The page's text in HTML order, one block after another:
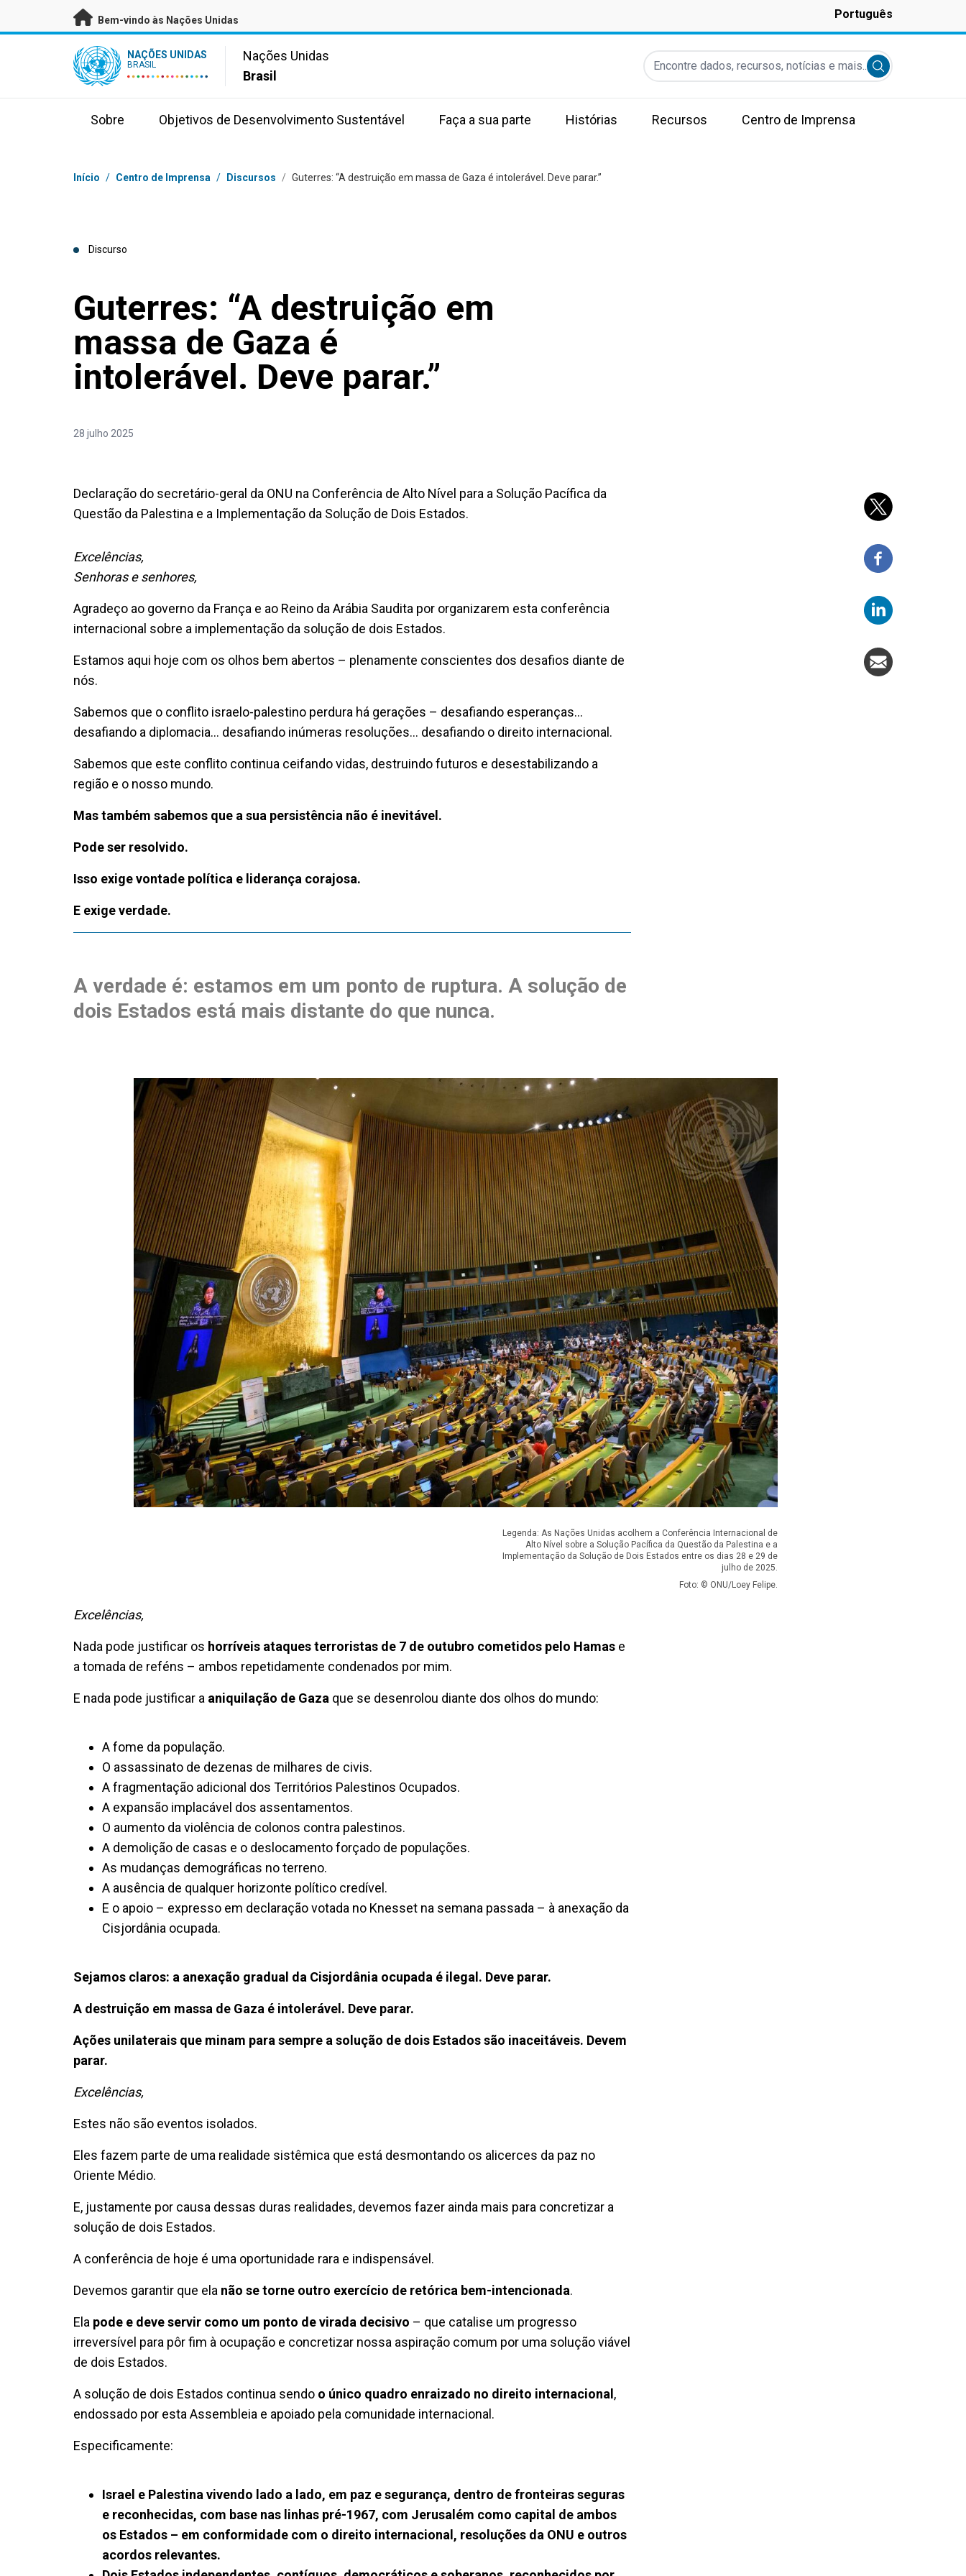
Saltar para conteúdo principal
Bem-vindo às Nações Unidas Português
UN Logo NAÇÕES UNIDAS
BRASIL
Nações Unidas
Brasil
Encontre dados, recursos, notícias e mais...
Submit search
Sobre Objetivos de Desenvolvimento Sustentável Faça a sua parte Histórias Recursos Centro de Imprensa
Navegação
Início / Centro de Imprensa / Discursos / Guterres: “A destruição em massa de Gaza é intolerável. Deve parar.”
Discurso
Guterres: “A destruição em
massa de Gaza é
intolerável. Deve parar.”
28 julho 2025
Declaração do secretário-geral da ONU na Conferência de Alto Nível para a Solução Pacífica da
Questão da Palestina e a Implementação da Solução de Dois Estados.
Excelências,
Senhoras e senhores,
Agradeço ao governo da França e ao Reino da Arábia Saudita por organizarem esta conferência
internacional sobre a implementação da solução de dois Estados.
Estamos aqui hoje com os olhos bem abertos – plenamente conscientes dos desafios diante de
nós.
Sabemos que o conflito israelo-palestino perdura há gerações – desafiando esperanças…
desafiando a diplomacia… desafiando inúmeras resoluções… desafiando o direito internacional.
Sabemos que este conflito continua ceifando vidas, destruindo futuros e desestabilizando a
região e o nosso mundo.
Mas também sabemos que a sua persistência não é inevitável.
Pode ser resolvido.
Isso exige vontade política e liderança corajosa.
E exige verdade.
A verdade é: estamos em um ponto de ruptura. A solução de
dois Estados está mais distante do que nunca.
Legenda: As Nações Unidas acolhem a Conferência Internacional de
Alto Nível sobre a Solução Pacífica da Questão da Palestina e a
Implementação da Solução de Dois Estados entre os dias 28 e 29 de
julho de 2025.
Foto: © ONU/Loey Felipe.
Excelências,
Nada pode justificar os horríveis ataques terroristas de 7 de outubro cometidos pelo Hamas e
a tomada de reféns – ambos repetidamente condenados por mim.
E nada pode justificar a aniquilação de Gaza que se desenrolou diante dos olhos do mundo:
A fome da população.
O assassinato de dezenas de milhares de civis.
A fragmentação adicional dos Territórios Palestinos Ocupados.
A expansão implacável dos assentamentos.
O aumento da violência de colonos contra palestinos.
A demolição de casas e o deslocamento forçado de populações.
As mudanças demográficas no terreno.
A ausência de qualquer horizonte político credível.
E o apoio – expresso em declaração votada no Knesset na semana passada – à anexação da
Cisjordânia ocupada.
Sejamos claros: a anexação gradual da Cisjordânia ocupada é ilegal. Deve parar.
A destruição em massa de Gaza é intolerável. Deve parar.
Ações unilaterais que minam para sempre a solução de dois Estados são inaceitáveis. Devem
parar.
Excelências,
Estes não são eventos isolados.
Eles fazem parte de uma realidade sistêmica que está desmontando os alicerces da paz no
Oriente Médio.
E, justamente por causa dessas duras realidades, devemos fazer ainda mais para concretizar a
solução de dois Estados.
A conferência de hoje é uma oportunidade rara e indispensável.
Devemos garantir que ela não se torne outro exercício de retórica bem-intencionada.
Ela pode e deve servir como um ponto de virada decisivo – que catalise um progresso
irreversível para pôr fim à ocupação e concretizar nossa aspiração comum por uma solução viável
de dois Estados.
A solução de dois Estados continua sendo o único quadro enraizado no direito internacional ,
endossado por esta Assembleia e apoiado pela comunidade internacional.
Especificamente:
Israel e Palestina vivendo lado a lado, em paz e segurança, dentro de fronteiras seguras
e reconhecidas, com base nas linhas pré-1967, com Jerusalém como capital de ambos
os Estados – em conformidade com o direito internacional, resoluções da ONU e outros
acordos relevantes.